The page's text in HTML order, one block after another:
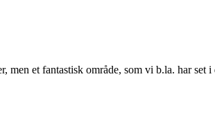
men et fantastisk område, som vi b.la. har set i